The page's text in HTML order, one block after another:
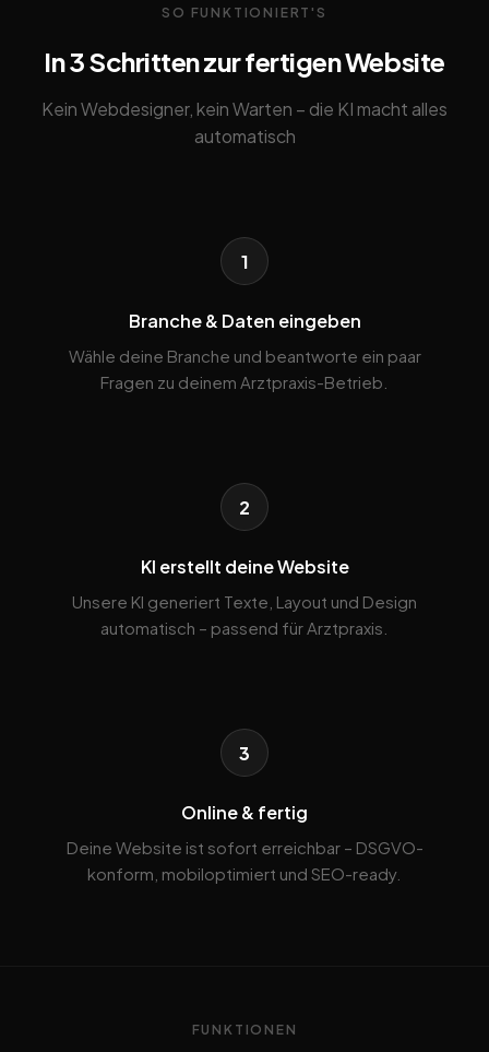
SO FUNKTIONIERT'S
In 3 Schritten zur fertigen Website
Kein Webdesigner, kein Warten – die KI macht alles
automatisch
1
Branche & Daten eingeben
Wähle deine Branche und beantworte ein paar
Fragen zu deinem Arztpraxis-Betrieb.
2
KI erstellt deine Website
Unsere KI generiert Texte, Layout und Design
automatisch – passend für Arztpraxis.
3
Online & fertig
Deine Website ist sofort erreichbar – DSGVO-
konform, mobiloptimiert und SEO-ready.
FUNKTIONEN